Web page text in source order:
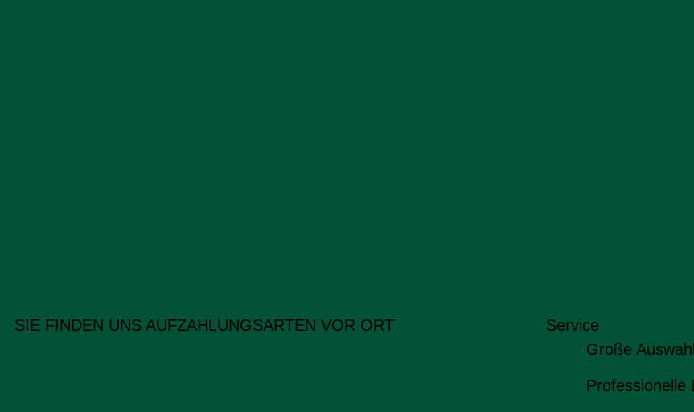
SIE FINDEN UNS AUFZAHLUNGSARTEN VOR ORT
Service
Große
Professionelle